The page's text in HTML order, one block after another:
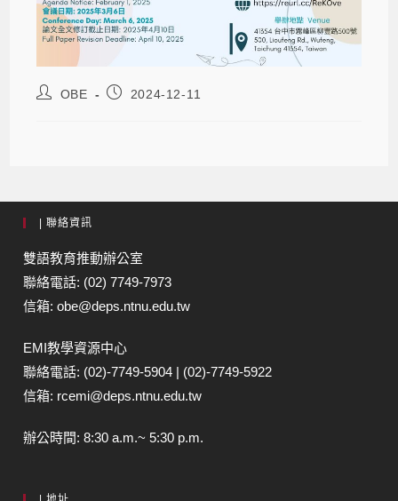
OBE 2024-12-11
| 聯絡資訊
雙語教育推動辦公室
聯絡電話: (02) 7749-7973
信箱: obe@deps.ntnu.edu.tw
EMI教學資源中心
聯絡電話: (02)-7749-5904 | (02)-7749-5922
信箱: rcemi@deps.ntnu.edu.tw
辦公時間: 8:30 a.m.~ 5:30 p.m.